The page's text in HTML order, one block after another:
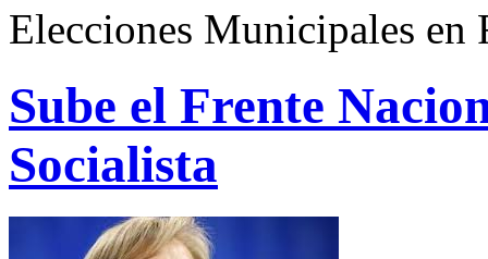
Elecciones Municipales en
Sube el Frente
Socialista